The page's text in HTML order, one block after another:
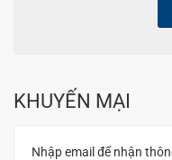
KHUYẾN MẠI
Nhập email để nhận